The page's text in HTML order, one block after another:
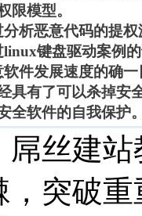
限模型。
分析恶意代码的提
linux键盘驱动案例
软件发展速度的确
具有了可以杀掉安
全软件的自我保护
屌丝建
，突破